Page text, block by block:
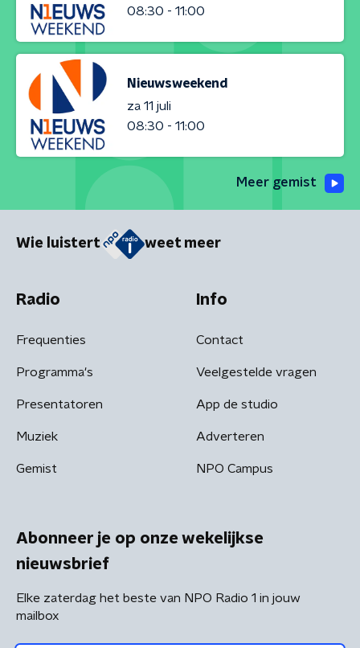
08:30 - 11:00
Nieuwsweekend
za 11 juli
08:30 - 11:00
Meer gemist
Wie luistert weet meer
Radio
Frequenties
Programma's
Presentatoren
Muziek
Gemist
Info
Contact
Veelgestelde vragen
App de studio
Adverteren
NPO Campus
Abonneer je op onze wekelijkse
nieuwsbrief
Elke zaterdag het beste van NPO Radio 1 in jouw
mailbox